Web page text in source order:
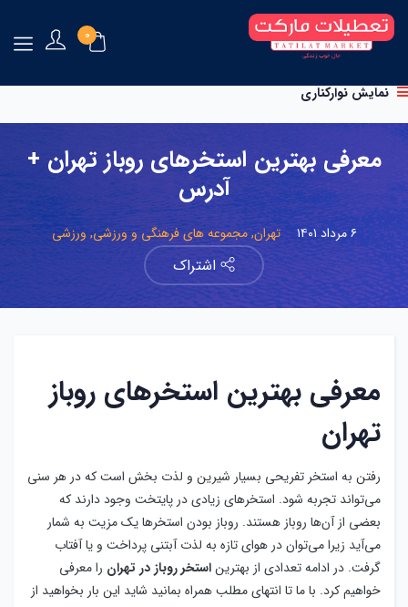
۰
نمایش نوارکناری
معرفی بهترین استخرهای روباز تهران +
آدرس
۶ مرداد ۱۴۰۱ تهران,مجموعه های فرهنگی و ورزشی,ورزشی
اشتراک
معرفی بهترین استخرهای روباز
تهران
رفتن به استخر تفریحی بسیار شیرین و لذت بخش است که در هر سنی
می‌تواند تجربه شود. استخرهای زیادی در پایتخت وجود دارند که
بعضی از آن‌ها روباز هستند. روباز بودن استخرها یک مزیت به شمار
می‌آید زیرا می‌توان در هوای تازه به لذت آبتنی پرداخت و یا آفتاب
گرفت. در ادامه تعدادی از بهتریناستخر روباز در تهران را معرفی
خواهیم کرد. با ما تا انتهای مطلب همراه بمانید شاید این بار بخواهید از